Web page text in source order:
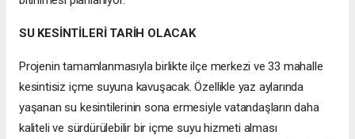
SU KESİNTİLERİ TARİH OLACAK
Projenin tamamlanmasıyla birlikte ilçe merkezi ve 33 mahalle
kesintisiz içme suyuna kavuşacak. Özellikle yaz aylarında
yaşanan su kesintilerinin sona ermesiyle vatandaşların daha
kaliteli ve sürdürülebilir bir içme suyu hizmeti alması